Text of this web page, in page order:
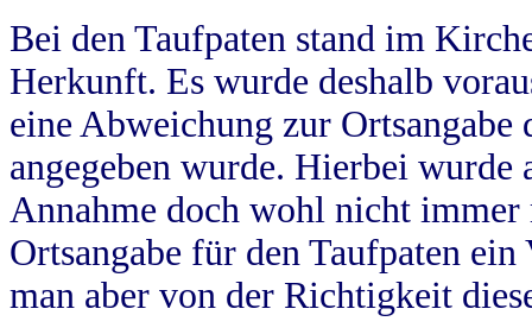
Bei den Taufpaten stand im
Herkunft. Es wurde deshalb
eine Abweichung zur
angegeben wurde. Hierbei wurde
Annahme doch wohl nicht
Ortsangabe für den Taufpaten
man aber von der Richtigkeit